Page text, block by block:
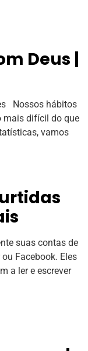
Deus |
Nossos hábitos
mais difícil do que
vamos
suas contas de
Facebook. Eles
a ler e escrever